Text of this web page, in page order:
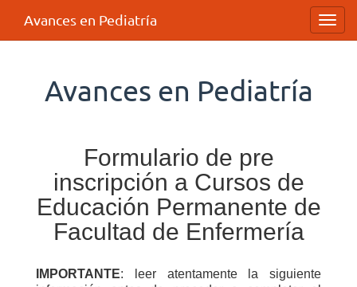
Avances en Pediatría
Avances en Pediatría
Formulario de pre
inscripción a Cursos de
Educación Permanente de
Facultad de Enfermería
IMPORTANTE: leer atentamente la siguiente